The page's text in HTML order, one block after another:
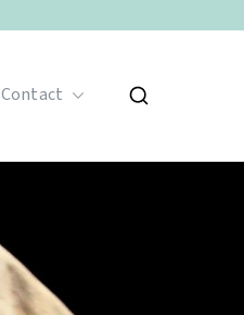
Contact